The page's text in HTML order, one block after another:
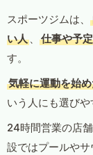
スポーツジムは、
い人 、 仕事や予
す。
気軽に運動を始
いう人にも選びや
24時間営業の店
設ではプールや